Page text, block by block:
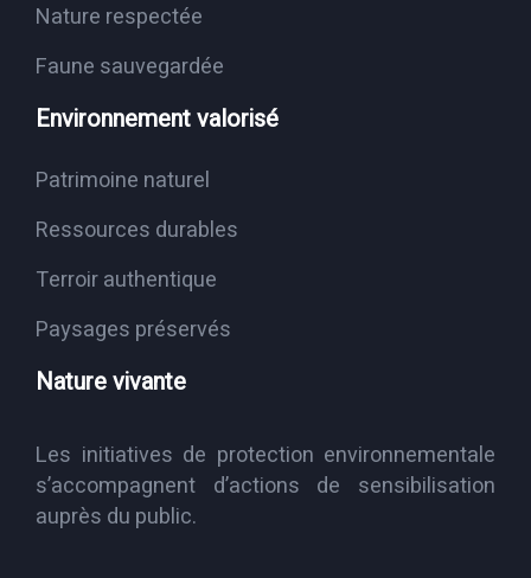
Nature respectée
Faune sauvegardée
Environnement valorisé
Patrimoine naturel
Ressources durables
Terroir authentique
Paysages préservés
Nature vivante
Les initiatives de protection environnementale
s’accompagnent d’actions de sensibilisation
auprès du public.